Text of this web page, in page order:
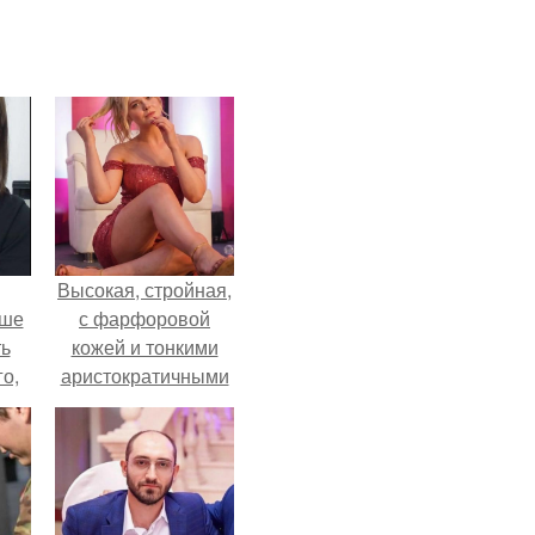
Высокая, стройная,
с фарфоровой
кожей и тонкими
аристократичными
чертами, эль
выглядит так, будто
сошла с полотна
художника.